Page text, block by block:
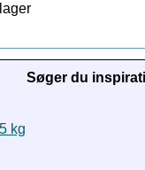
Søger du
kg